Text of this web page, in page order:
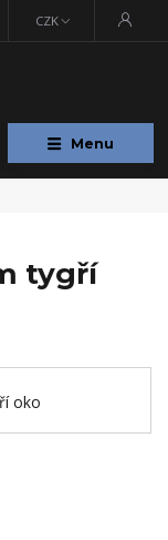
Menu
CZK
tygří